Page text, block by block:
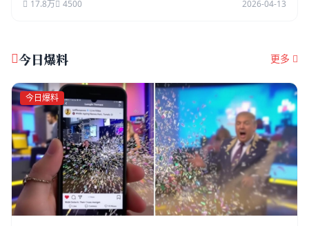
17.8万 4500 2026-04-13
今日爆料 更多
今日爆料